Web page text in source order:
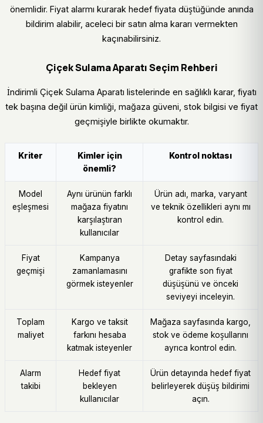
önemlidir. Fiyat alarmı kurarak hedef fiyata düştüğünde anında
bildirim alabilir, aceleci bir satın alma kararı vermekten
kaçınabilirsiniz.
Çiçek Sulama Aparatı Seçim Rehberi
İndirimli Çiçek Sulama Aparatı listelerinde en sağlıklı karar, fiyatı
tek başına değil ürün kimliği, mağaza güveni, stok bilgisi ve fiyat
geçmişiyle birlikte okumaktır.
Kriter
Kimler için
önemli?
Kontrol noktası
Model
eşleşmesi
Aynı ürünün farklı
mağaza fiyatını
karşılaştıran
kullanıcılar
Ürün adı, marka, varyant
ve teknik özellikleri aynı mı
kontrol edin.
Fiyat
geçmişi
Kampanya
zamanlamasını
görmek isteyenler
Detay sayfasındaki
grafikte son fiyat
düşüşünü ve önceki
seviyeyi inceleyin.
Toplam
maliyet
Kargo ve taksit
farkını hesaba
katmak isteyenler
Mağaza sayfasında kargo,
stok ve ödeme koşullarını
ayrıca kontrol edin.
Alarm
takibi
Hedef fiyat
bekleyen
kullanıcılar
Ürün detayında hedef fiyat
belirleyerek düşüş bildirimi
açın.